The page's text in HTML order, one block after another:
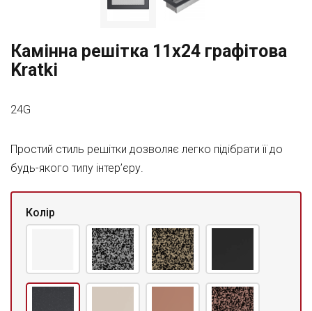
Камінна решітка 11x24 графітова
Kratki
24G
Простий стиль решітки дозволяє легко підібрати її до
будь-якого типу інтер’єру.
Колір